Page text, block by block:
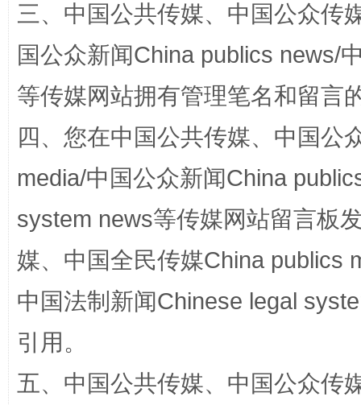
漫山遍野的桃花与雪山、麦地、白藏房
三、中国公共传媒、中国公众传
国公众新闻China publics news/
等传媒网站拥有管理笔名和留言
四、您在中国公共传媒、中国公
media/中国公众新闻China
system news等传媒网站留言板
媒、中国全民传媒China publics
中国法制新闻Chinese legal
引用。
五、中国公共传媒、中国公众传